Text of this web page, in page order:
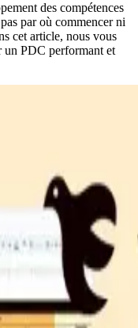
des compétences
par où commencer ni
cet article, nous vous
un PDC performant et